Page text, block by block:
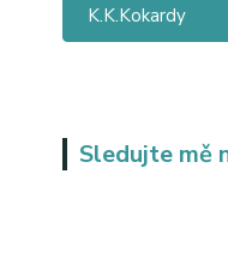
K.K.Kokardy
Sledujte mě